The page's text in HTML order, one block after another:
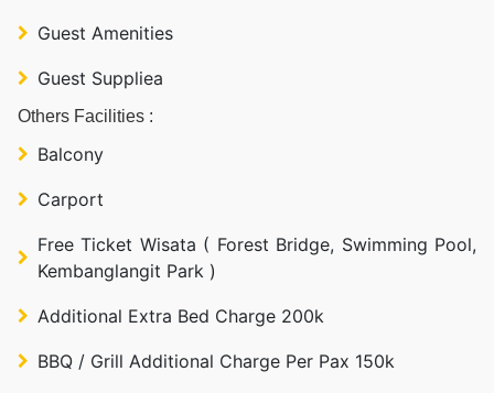
Guest Amenities
Guest Suppliea
Others Facilities :
Balcony
Carport
Free Ticket Wisata ( Forest Bridge, Swimming Pool,
Kembanglangit Park )
Additional Extra Bed Charge 200k
BBQ / Grill Additional Charge Per Pax 150k